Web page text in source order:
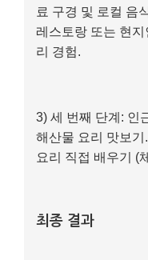
료 구경 및 로컬 음
레스토랑 또는 현
리 경험.
3) 세 번째 단계: 인
해산물 요리 맛보
요리 직접 배우기 (
최종 결과